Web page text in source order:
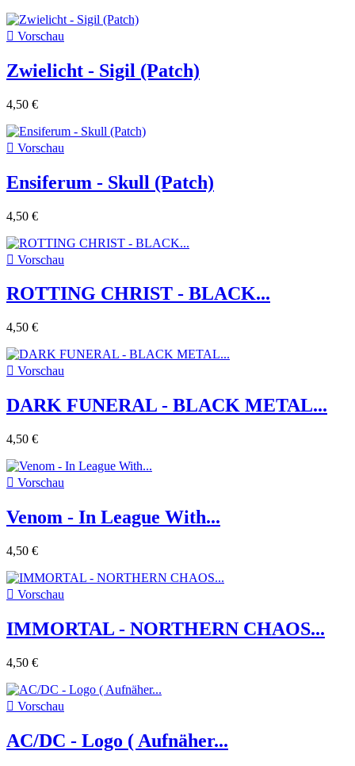
 Vorschau
Zwielicht - Sigil (Patch)
4,50 €
 Vorschau
Ensiferum - Skull (Patch)
4,50 €
 Vorschau
ROTTING CHRIST - BLACK...
4,50 €
 Vorschau
DARK FUNERAL - BLACK METAL...
4,50 €
 Vorschau
Venom - In League With...
4,50 €
 Vorschau
IMMORTAL - NORTHERN CHAOS...
4,50 €
 Vorschau
AC/DC - Logo ( Aufnäher...